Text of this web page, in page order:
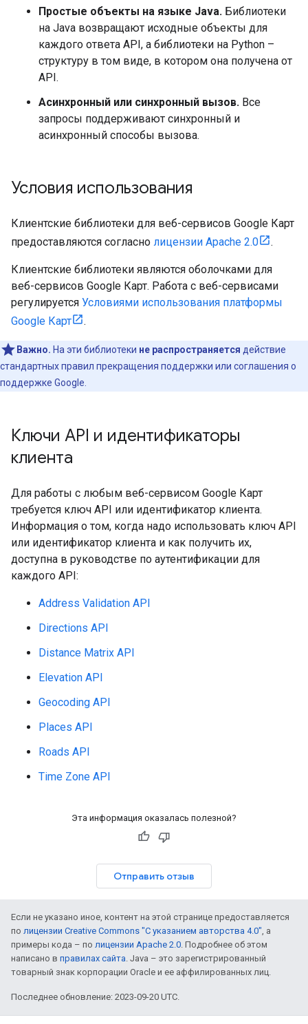
Простые объекты на языке Java. Библиотеки
на Java возвращают исходные объекты для
каждого ответа API, а библиотеки на Python –
структуру в том виде, в котором она получена от
API.
Асинхронный или синхронный вызов. Все
запросы поддерживают синхронный и
асинхронный способы вызова.
Условия использования
Клиентские библиотеки для веб-сервисов Google Карт
предоставляются согласно лицензии Apache 2.0 .
Клиентские библиотеки являются оболочками для
веб-сервисов Google Карт. Работа с веб-сервисами
регулируется Условиями использования платформы
Google Карт
.
Важно. На эти библиотеки не распространяется действие
стандартных правил прекращения поддержки или соглашения о
поддержке Google.
Ключи API и идентификаторы
клиента
Для работы с любым веб-сервисом Google Карт
требуется ключ API или идентификатор клиента.
Информация о том, когда надо использовать ключ API
или идентификатор клиента и как получить их,
доступна в руководстве по аутентификации для
каждого API:
Address Validation API
Directions API
Distance Matrix API
Elevation API
Geocoding API
Places API
Roads API
Time Zone API
Эта информация оказалась полезной?
Отправить отзыв
Если не указано иное, контент на этой странице предоставляется
по лицензии Creative Commons "С указанием авторства 4.0", а
примеры кода – по лицензии Apache 2.0. Подробнее об этом
написано в правилах сайта. Java – это зарегистрированный
товарный знак корпорации Oracle и ее аффилированных лиц.
Последнее обновление: 2023-09-20 UTC.